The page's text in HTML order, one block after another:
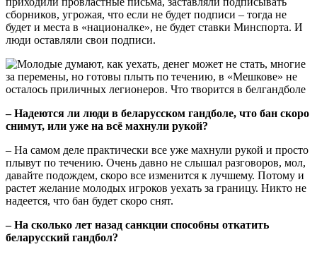
сборников, угрожая, что если не будет подписи – тогда не
будет и места в «националке», не будет ставки Минспорта. И
люди оставляли свои подписи.
– Надеются ли люди в беларусском гандболе, что бан скоро
снимут, или уже на всё махнули рукой?
– На самом деле практически все уже махнули рукой и просто
плывут по течению. Очень давно не слышал разговоров, мол,
давайте подождем, скоро все изменится к лучшему. Потому и
растет желание молодых игроков уехать за границу. Никто не
надеется, что бан будет скоро снят.
– На сколько лет назад санкции способны откатить
беларусский гандбол?